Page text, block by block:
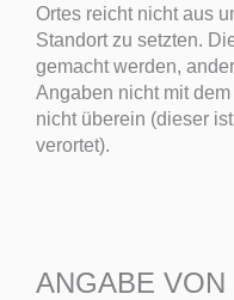
Ortes reicht nicht aus
Standort zu setzten.
gemacht werden,
Angaben nicht mit
nicht überein (dieser
verortet).
ANGABE VON